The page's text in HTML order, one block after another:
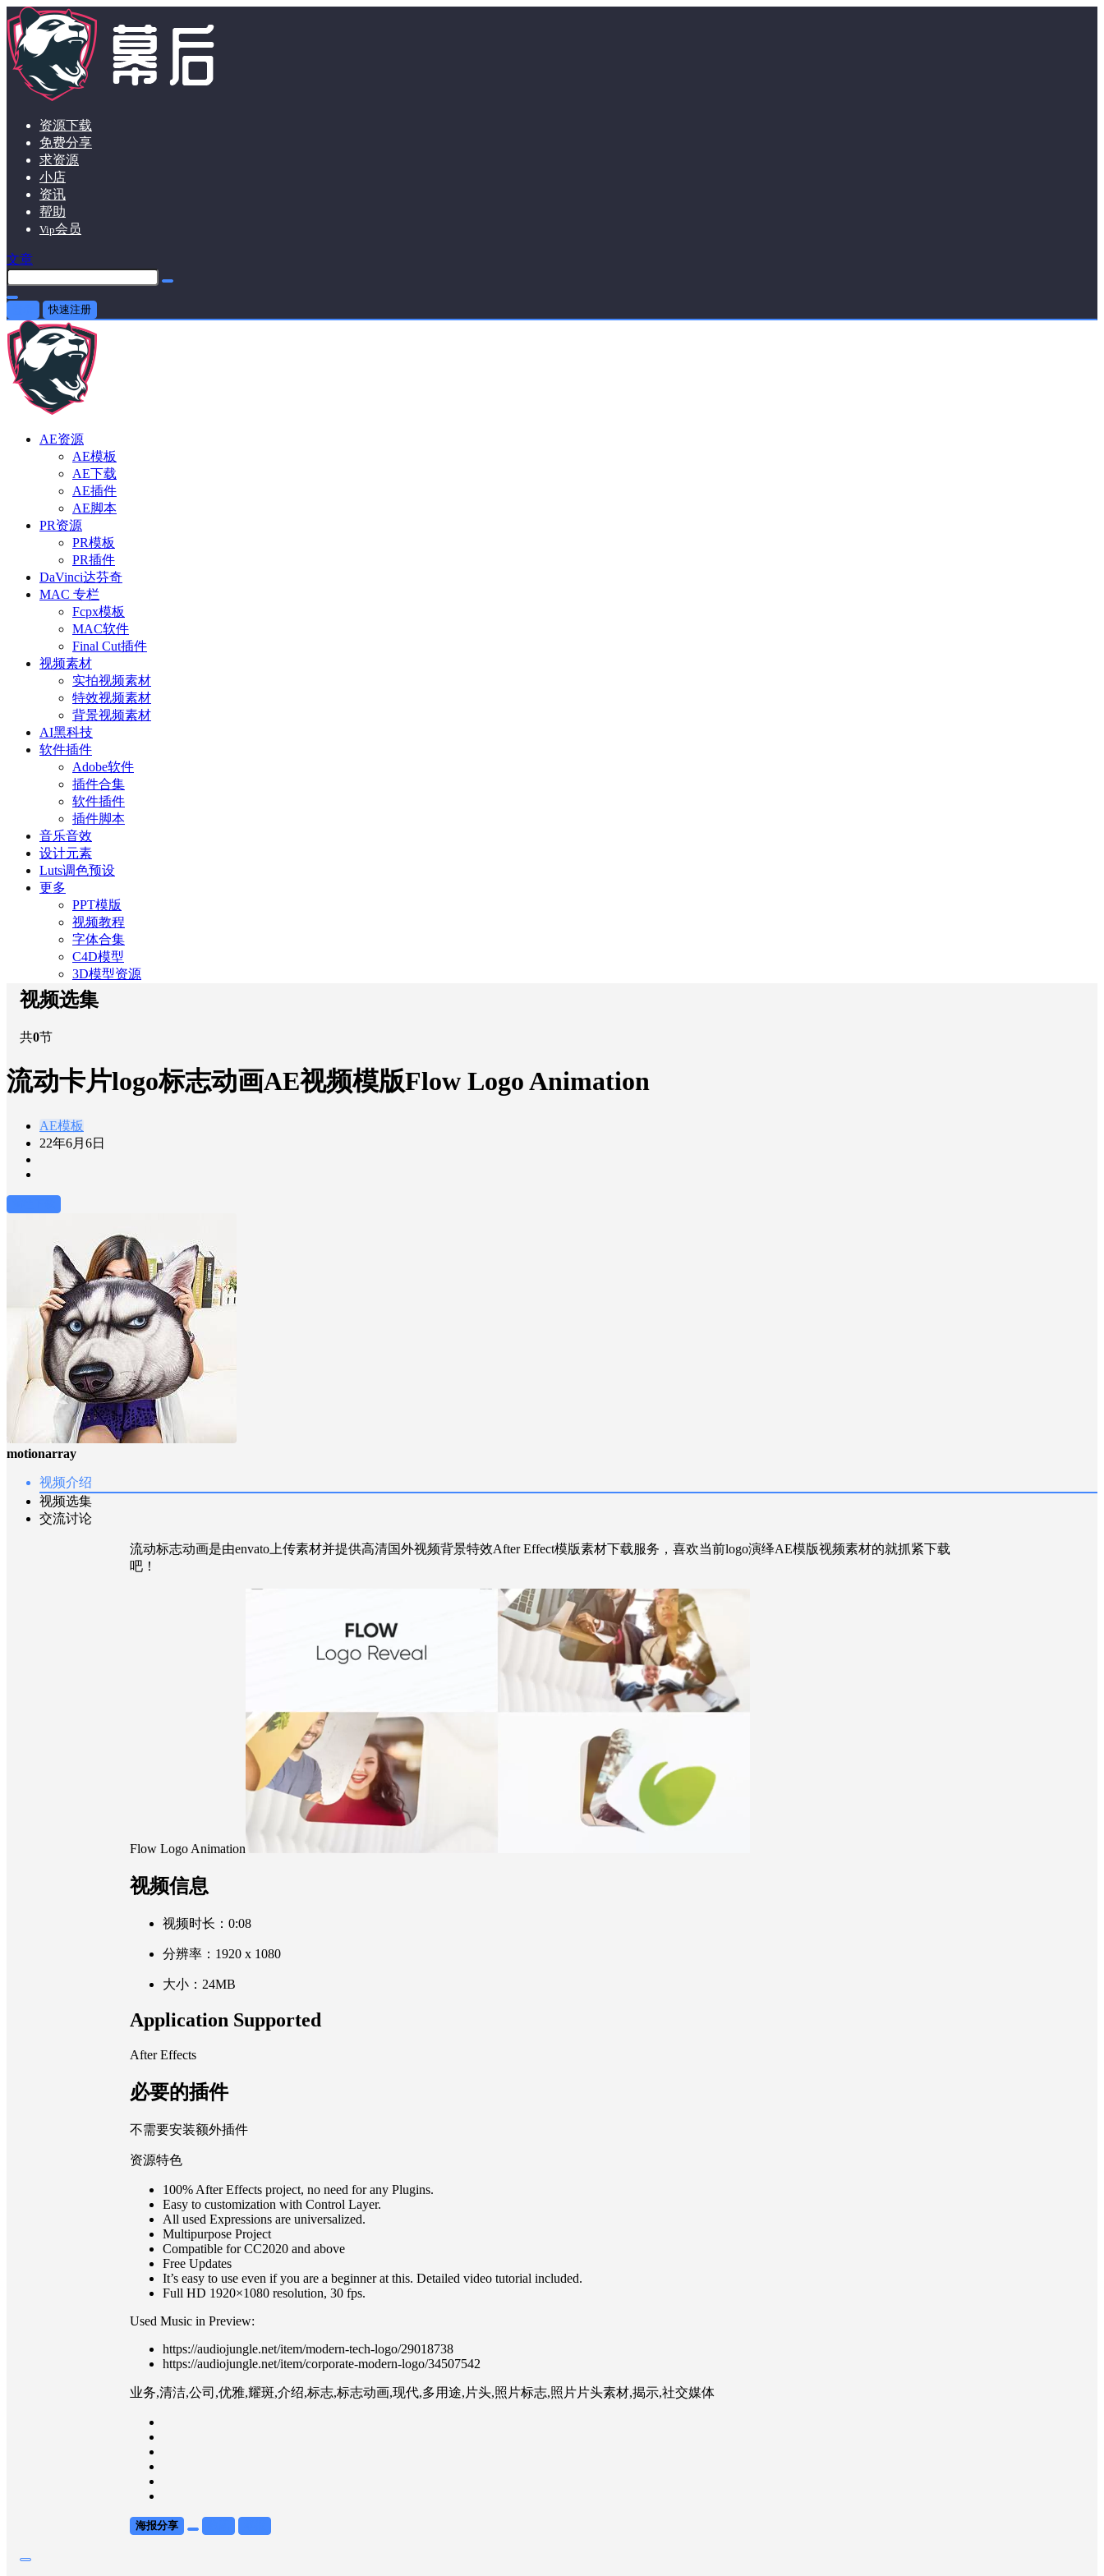
资源下载
免费分享
求资源
小店
资讯
帮助
Vip会员
文章
快速注册
AE资源
AE模板
AE下载
AE插件
AE脚本
PR资源
PR模板
PR插件
DaVinci达芬奇
MAC 专栏
Fcpx模板
MAC软件
Final Cut插件
视频素材
实拍视频素材
特效视频素材
背景视频素材
AI黑科技
软件插件
Adobe软件
插件合集
软件插件
插件脚本
音乐音效
设计元素
Luts调色预设
更多
PPT模版
视频教程
字体合集
C4D模型
3D模型资源
视频选集
共0节
流动卡片logo标志动画AE视频模版Flow Logo Animation
AE模板
22年6月6日
motionarray
视频介绍
视频选集
交流讨论
流动标志动画是由envato上传素材并提供高清国外视频背景特效After Effect模版素材下载服务，喜欢当前logo演绎AE模版视频素材的就抓紧下载
吧！
Flow Logo Animation
视频信息
视频时长：0:08
分辨率：1920 x 1080
大小：24MB
Application Supported
After Effects
必要的插件
不需要安装额外插件
资源特色
100% After Effects project, no need for any Plugins.
Easy to customization with Control Layer.
All used Expressions are universalized.
Multipurpose Project
Compatible for CC2020 and above
Free Updates
It’s easy to use even if you are a beginner at this. Detailed video tutorial included.
Full HD 1920×1080 resolution, 30 fps.
Used Music in Preview:
https://audiojungle.net/item/modern-tech-logo/29018738
https://audiojungle.net/item/corporate-modern-logo/34507542
业务,清洁,公司,优雅,耀斑,介绍,标志,标志动画,现代,多用途,片头,照片标志,照片片头素材,揭示,社交媒体
海报分享